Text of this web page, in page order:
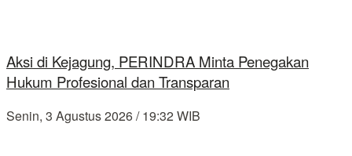
Aksi di Kejagung, PERINDRA Minta Penegakan
Hukum Profesional dan Transparan
Senin, 3 Agustus 2026 / 19:32 WIB